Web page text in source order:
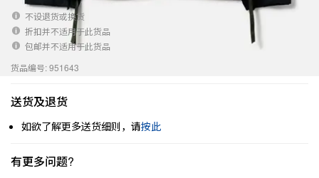
不设退货或换货
折扣并不适用于此货品
包邮并不适用于此货品
货品编号: 951643
送货及退货
如欲了解更多送货细则，请按此
有更多问题?